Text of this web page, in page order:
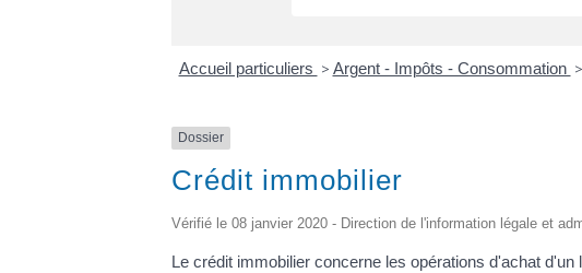
Accueil particuliers > Argent - Impôts - Consommation >
Dossier
Crédit immobilier
Vérifié le 08 janvier 2020 - Direction de l'information légale et
Le crédit immobilier concerne les opérations d'achat